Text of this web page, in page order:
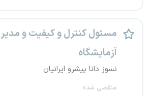
مسئول کنترل و کیفیت و مدیر
آزمایشگاه
نسوز دانا پیشرو ایرانیان
منقضی شده